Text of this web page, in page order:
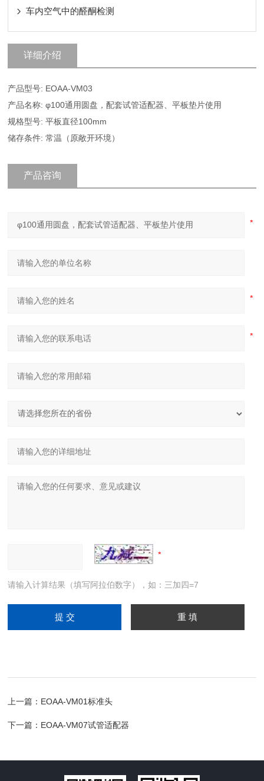
车内空气中的醛酮检测
详细介绍
产品型号: EOAA-VM03
产品名称: φ100通用圆盘，配套试管适配器、平板垫片使用
规格型号: 平板直径100mm
储存条件: 常温（原敞开环境）
产品咨询
请输入计算结果（填写阿拉伯数字），如：三加四=7
上一篇： EOAA-VM01标准头
下一篇： EOAA-VM07试管适配器